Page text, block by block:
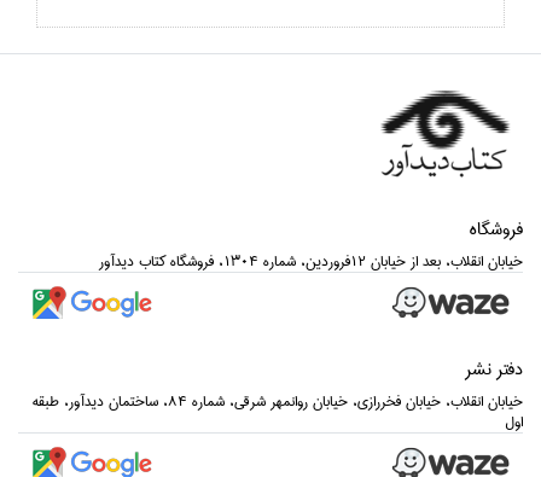
فروشگاه
خيابان انقلاب، بعد از خيابان 12فروردين، شماره 1304، فروشگاه كتاب ديدآور
دفتر نشر
خيابان انقلاب، خيابان فخررازي، خيابان روانمهر شرقي، شماره 84، ساختمان ديدآور، طبقه
اول